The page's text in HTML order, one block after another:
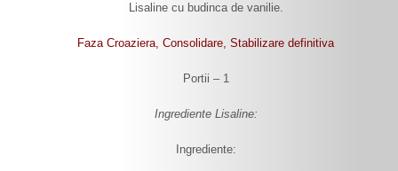
Lisaline cu budinca de vanilie.
Faza Croaziera, Consolidare, Stabilizare definitiva
Portii – 1
Ingrediente Lisaline:
Ingrediente: